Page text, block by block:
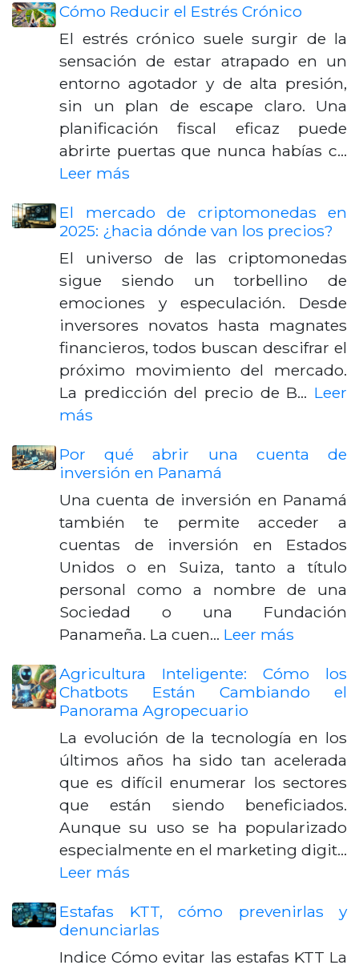
Cómo Reducir el Estrés Crónico
El estrés crónico suele surgir de la
sensación de estar atrapado en un
entorno agotador y de alta presión,
sin un plan de escape claro. Una
planificación fiscal eficaz puede
abrirte puertas que nunca habías c…
Leer más
El mercado de criptomonedas en
2025: ¿hacia dónde van los precios?
El universo de las criptomonedas
sigue siendo un torbellino de
emociones y especulación. Desde
inversores novatos hasta magnates
financieros, todos buscan descifrar el
próximo movimiento del mercado.
La predicción del precio de B… Leer
más
Por qué abrir una cuenta de
inversión en Panamá
Una cuenta de inversión en Panamá
también te permite acceder a
cuentas de inversión en Estados
Unidos o en Suiza, tanto a título
personal como a nombre de una
Sociedad o una Fundación
Panameña. La cuen… Leer más
Agricultura Inteligente: Cómo los
Chatbots Están Cambiando el
Panorama Agropecuario
La evolución de la tecnología en los
últimos años ha sido tan acelerada
que es difícil enumerar los sectores
que están siendo beneficiados.
Aunque su uso se ha popularizado
especialmente en el marketing digit…
Leer más
Estafas KTT, cómo prevenirlas y
denunciarlas
Indice Cómo evitar las estafas KTT La